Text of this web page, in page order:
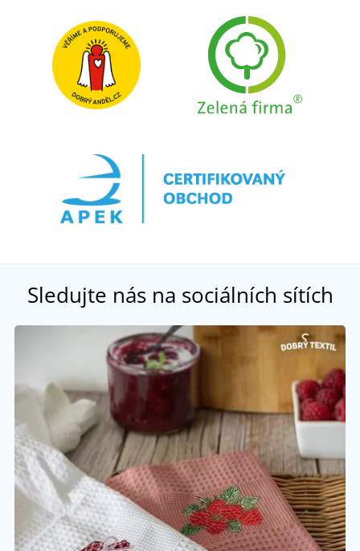
Sledujte nás na sociálních sítích